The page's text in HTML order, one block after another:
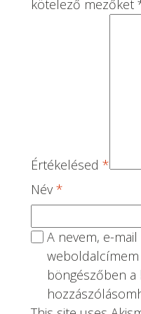
kötelező mezőket
Értékelésed*
Név*
A nevem, e-
böngészőben a